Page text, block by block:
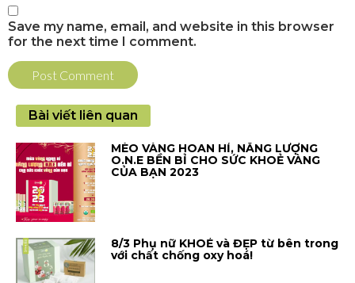
Save my name, email, and website in this browser
for the next time I comment.
Bài viết liên quan
MÈO VÀNG HOAN HỈ, NĂNG LƯỢNG
O.N.E BỀN BỈ CHO SỨC KHOẺ VÀNG
CỦA BẠN 2023
8/3 Phụ nữ KHOẺ và ĐẸP từ bên trong
với chất chống oxy hoá!